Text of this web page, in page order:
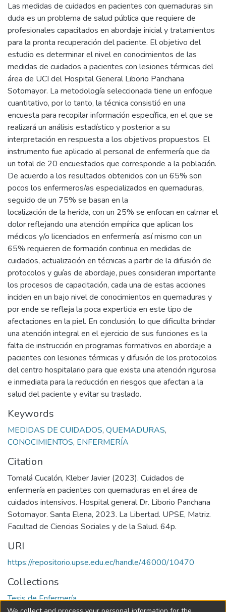
Las medidas de cuidados en pacientes con quemaduras sin
duda es un problema de salud pública que requiere de
profesionales capacitados en abordaje inicial y tratamientos
para la pronta recuperación del paciente. El objetivo del
estudio es determinar el nivel en conocimientos de las
medidas de cuidados a pacientes con lesiones térmicas del
área de UCI del Hospital General Liborio Panchana
Sotomayor. La metodología seleccionada tiene un enfoque
cuantitativo, por lo tanto, la técnica consistió en una
encuesta para recopilar información específica, en el que se
realizará un análisis estadístico y posterior a su
interpretación en respuesta a los objetivos propuestos. El
instrumento fue aplicado al personal de enfermería que da
un total de 20 encuestados que corresponde a la población.
De acuerdo a los resultados obtenidos con un 65% son
pocos los enfermeros/as especializados en quemaduras,
seguido de un 75% se basan en la
localización de la herida, con un 25% se enfocan en calmar el
dolor reflejando una atención empírica que aplican los
médicos y/o licenciados en enfermería, así mismo con un
65% requieren de formación continua en medidas de
cuidados, actualización en técnicas a partir de la difusión de
protocolos y guías de abordaje, pues consideran importante
los procesos de capacitación, cada una de estas acciones
inciden en un bajo nivel de conocimientos en quemaduras y
por ende se refleja la poca experticia en este tipo de
afectaciones en la piel. En conclusión, lo que dificulta brindar
una atención integral en el ejercicio de sus funciones es la
falta de instrucción en programas formativos en abordaje a
pacientes con lesiones térmicas y difusión de los protocolos
del centro hospitalario para que exista una atención rigurosa
e inmediata para la reducción en riesgos que afectan a la
salud del paciente y evitar su traslado.
Keywords
MEDIDAS DE CUIDADOS, QUEMADURAS,
CONOCIMIENTOS, ENFERMERÍA
Citation
Tomalá Cucalón, Kleber Javier (2023). Cuidados de
enfermería en pacientes con quemaduras en el área de
cuidados intensivos. Hospital general Dr. Liborio Panchana
Sotomayor. Santa Elena, 2023. La Libertad. UPSE, Matriz.
Facultad de Ciencias Sociales y de la Salud. 64p.
URI
https://repositorio.upse.edu.ec/handle/46000/10470
Collections
Tesis de Enfermería